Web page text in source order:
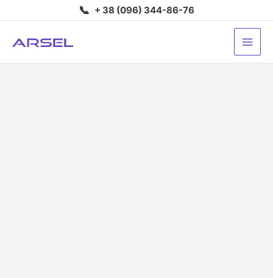
до
вмісту
📞 + 38 (096) 344-86-76